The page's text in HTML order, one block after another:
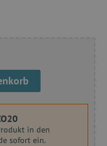
in den
sofort ein.